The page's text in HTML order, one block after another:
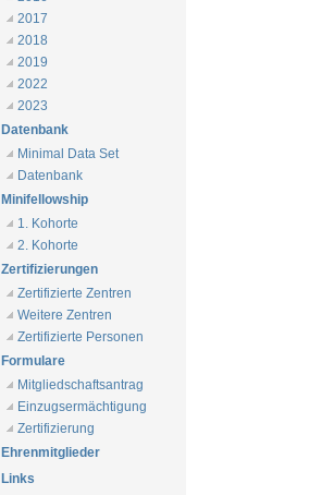
2017
2018
2019
2022
2023
Datenbank
Minimal Data Set
Datenbank
Minifellowship
1. Kohorte
2. Kohorte
Zertifizierungen
Zertifizierte Zentren
Weitere Zentren
Zertifizierte Personen
Formulare
Mitgliedschaftsantrag
Einzugsermächtigung
Zertifizierung
Ehrenmitglieder
Links